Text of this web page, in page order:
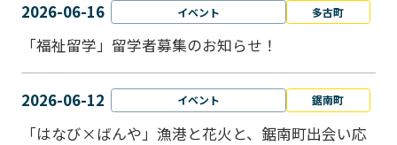
2026-06-16 イベント 多古町
「福祉留学」留学者募集のお知らせ！
2026-06-12 イベント 鋸南町
「はなび×ばんや」漁港と花火と、鋸南町出会い応